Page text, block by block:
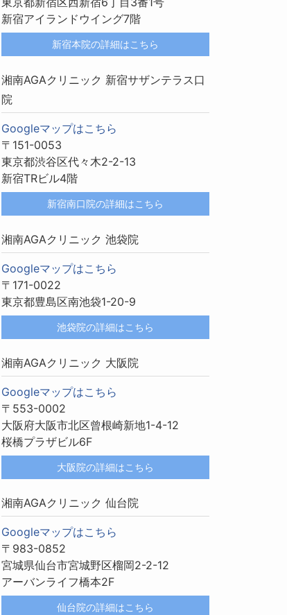
新宿アイランドウイング7階
新宿本院の詳細はこちら
湘南AGAクリニック 新宿サザンテラス口
院
Googleマップはこちら
〒151-0053
東京都渋谷区代々木2-2-13
新宿TRビル4階
新宿南口院の詳細はこちら
湘南AGAクリニック 池袋院
Googleマップはこちら
〒171-0022
東京都豊島区南池袋1-20-9
池袋院の詳細はこちら
湘南AGAクリニック 大阪院
Googleマップはこちら
〒553-0002
大阪府大阪市北区曾根崎新地1-4-12
桜橋プラザビル6F
大阪院の詳細はこちら
湘南AGAクリニック 仙台院
Googleマップはこちら
〒983-0852
宮城県仙台市宮城野区榴岡2-2-12
アーバンライフ橋本2F
仙台院の詳細はこちら